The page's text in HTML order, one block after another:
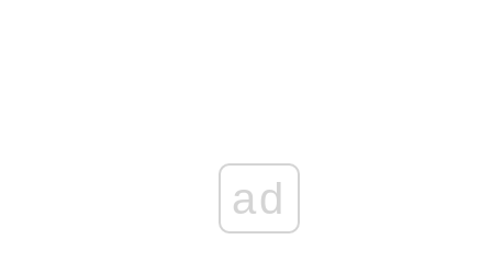
ad